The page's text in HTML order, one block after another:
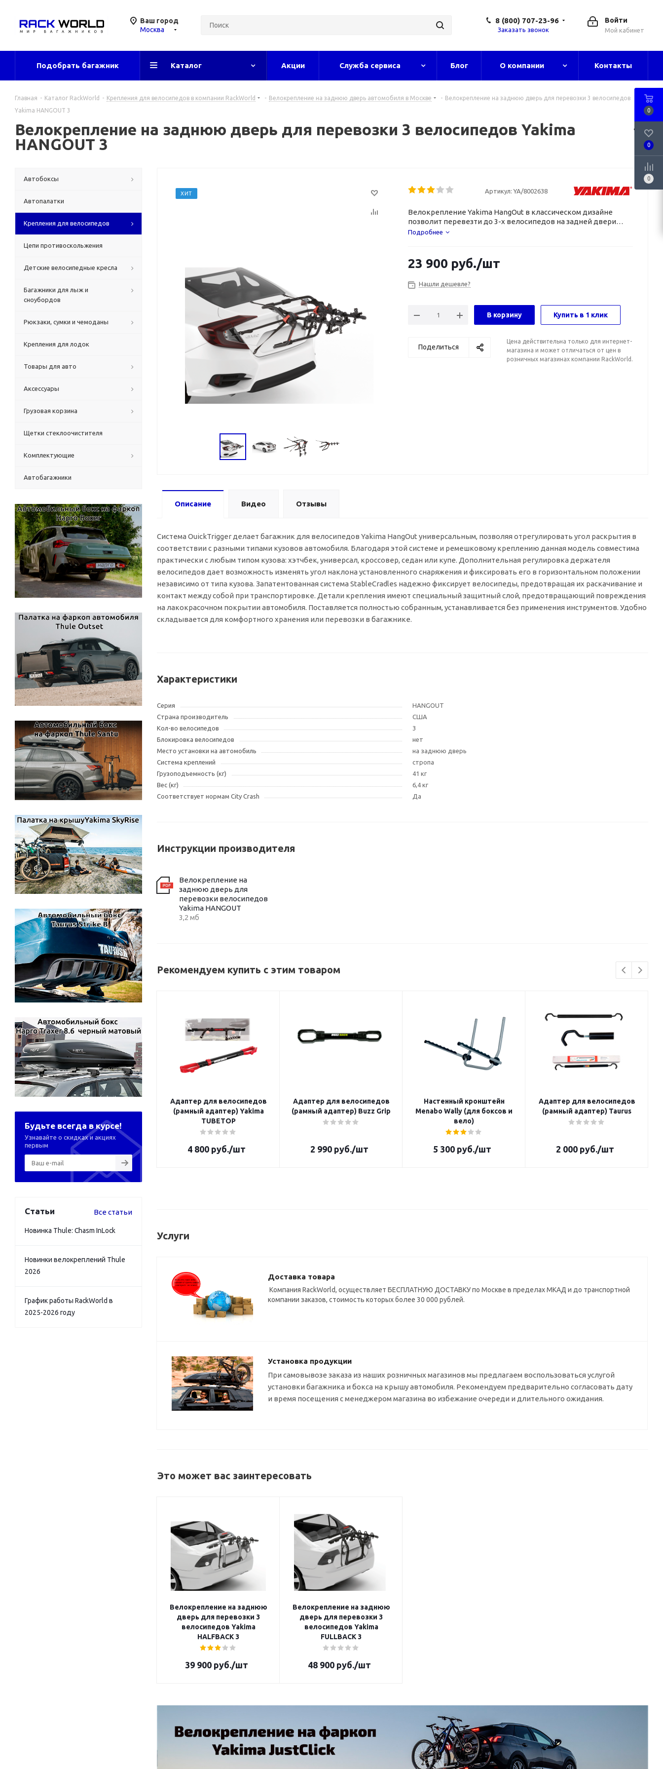
Ваш город
Москва
Войти
Мой кабинет
8 (800) 707-23-96
Заказать звонок
Подобрать багажник Каталог Акции Служба сервиса Блог О компании Контакты
Главная - Каталог RackWorld - Крепления для велосипедов в компании RackWorld - Велокрепление на заднюю дверь автомобиля в Москве - Велокрепление на заднюю дверь для перевозки 3 велосипедов
Yakima HANGOUT 3
Велокрепление на заднюю дверь для перевозки 3 велосипедов Yakima
HANGOUT 3
ХИТ Артикул: YA/8002638
Велокрепление Yakima HangOut в классическом дизайне
позволит перевезти до 3-х велосипедов на задней двери
авто.
Подробнее
23 900 руб./шт
Нашли дешевле?
В корзину Купить в 1 клик
Поделиться
Цена действительна только для интернет-
магазина и может отличаться от цен в
розничных магазинах компании RackWorld.
Описание Видео Отзывы
Система OuickTrigger делает багажник для велосипедов Yakima HangOut универсальным, позволяя отрегулировать угол раскрытия в
соответствии с разными типами кузовов автомобиля. Благодаря этой системе и ремешковому креплению данная модель совместима
практически с любым типом кузова: хэтчбек, универсал, кроссовер, седан или купе. Дополнительная регулировка держателя
велосипедов дает возможность изменять угол наклона установленного снаряжения и фиксировать его в горизонтальном положении
независимо от типа кузова. Запатентованная система StableCradles надежно фиксирует велосипеды, предотвращая их раскачивание и
контакт между собой при транспортировке. Детали крепления имеют специальный защитный слой, предотвращающий повреждения
на лакокрасочном покрытии автомобиля. Поставляется полностью собранным, устанавливается без применения инструментов. Удобно
складывается для комфортного хранения или перевозки в багажнике.
Характеристики
Серия
HANGOUT
Страна производитель
США
Кол-во велосипедов
3
Блокировка велосипедов
нет
Место установки на автомобиль
на заднюю дверь
Система креплений
стропа
Грузоподъемность (кг)
41 кг
Вес (кг)
6,4 кг
Соответствует нормам City Crash
Да
Инструкции производителя
Велокрепление на
заднюю дверь для
перевозки велосипедов
Yakima HANGOUT
3,2 мб
Рекомендуем купить с этим товаром
Адаптер для велосипедов
(рамный адаптер) Yakima
TUBETOP
4 800 руб./шт
Адаптер для велосипедов
(рамный адаптер) Buzz Grip
2 990 руб./шт
Настенный кронштейн
Menabo Wally (для боксов и
вело)
5 300 руб./шт
Адаптер для велосипедов
(рамный адаптер) Taurus
2 000 руб./шт
Услуги
Доставка товара
Компания RackWorld, осуществляет БЕСПЛАТНУЮ ДОСТАВКУ по Москве в пределах МКАД и до транспортной
компании заказов, стоимость которых более 30 000 рублей.
Установка продукции
При самовывозе заказа из наших розничных магазинов мы предлагаем воспользоваться услугой
установки багажника и бокса на крышу автомобиля. Рекомендуем предварительно согласовать дату
и время посещения с менеджером магазина во избежание очереди и длительного ожидания.
Это может вас заинтересовать
Велокрепление на заднюю
дверь для перевозки 3
велосипедов Yakima
HALFBACK 3
39 900 руб./шт
Велокрепление на заднюю
дверь для перевозки 3
велосипедов Yakima
FULLBACK 3
48 900 руб./шт
Автобоксы
Автопалатки
Крепления для велосипедов
Цепи противоскольжения
Детские велосипедные кресла
Багажники для лыж и
сноубордов
Рюкзаки, сумки и чемоданы
Крепления для лодок
Товары для авто
Аксессуары
Грузовая корзина
Щетки стеклоочистителя
Комплектующие
Автобагажники
Будьте всегда в курсе!
Узнавайте о скидках и акциях
первым
Статьи Все статьи
Новинка Thule: Chasm InLock
Новинки велокреплений Thule
2026
График работы RackWorld в
2025-2026 году
0
0
0